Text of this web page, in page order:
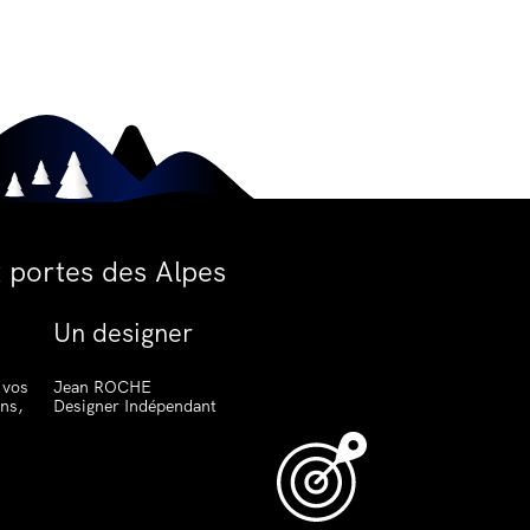
des Alpes
Un designer
Jean ROCHE
Designer Indépendant